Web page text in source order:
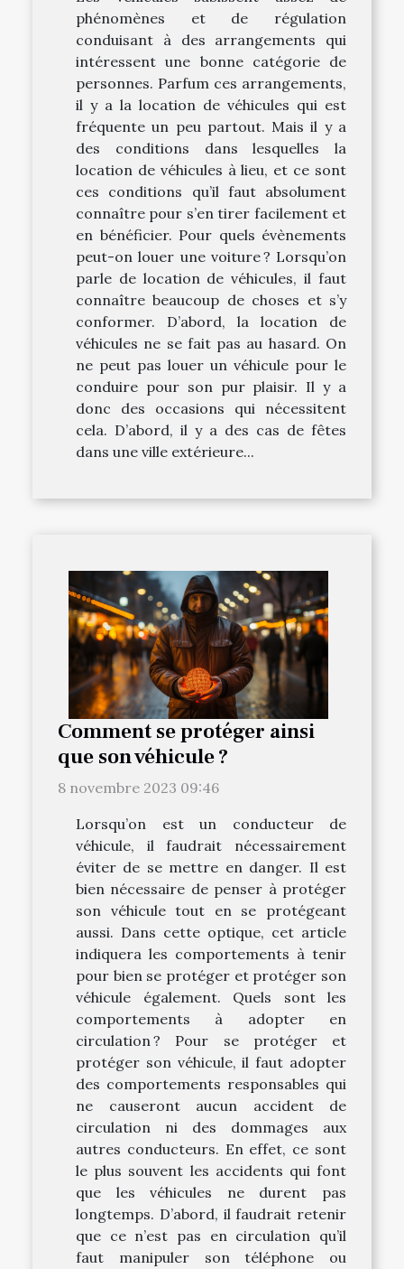
phénomènes et de régulation
conduisant à des arrangements qui
intéressent une bonne catégorie de
personnes. Parfum ces arrangements,
il y a la location de véhicules qui est
fréquente un peu partout. Mais il y a
des conditions dans lesquelles la
location de véhicules à lieu, et ce sont
ces conditions qu’il faut absolument
connaître pour s’en tirer facilement et
en bénéficier. Pour quels évènements
peut-on louer une voiture ? Lorsqu’on
parle de location de véhicules, il faut
connaître beaucoup de choses et s’y
conformer. D’abord, la location de
véhicules ne se fait pas au hasard. On
ne peut pas louer un véhicule pour le
conduire pour son pur plaisir. Il y a
donc des occasions qui nécessitent
cela. D’abord, il y a des cas de fêtes
dans une ville extérieure...
Comment se protéger ainsi
que son véhicule ?
8 novembre 2023 09:46
Lorsqu’on est un conducteur de
véhicule, il faudrait nécessairement
éviter de se mettre en danger. Il est
bien nécessaire de penser à protéger
son véhicule tout en se protégeant
aussi. Dans cette optique, cet article
indiquera les comportements à tenir
pour bien se protéger et protéger son
véhicule également. Quels sont les
comportements à adopter en
circulation ? Pour se protéger et
protéger son véhicule, il faut adopter
des comportements responsables qui
ne causeront aucun accident de
circulation ni des dommages aux
autres conducteurs. En effet, ce sont
le plus souvent les accidents qui font
que les véhicules ne durent pas
longtemps. D’abord, il faudrait retenir
que ce n’est pas en circulation qu’il
faut manipuler son téléphone ou